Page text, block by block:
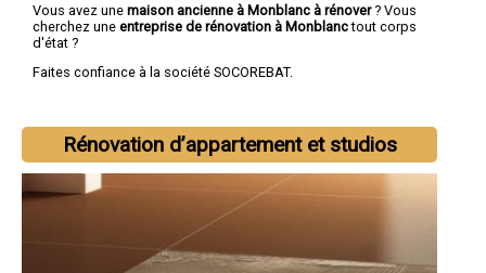
Vous avez une maison ancienne à Monblanc à rénover? Vous
cherchez une entreprise de rénovation à Monblanctout corps
d'état ?
Faites confiance à la société SOCOREBAT.
Rénovation d’appartement et studios